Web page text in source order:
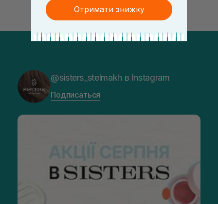
@sisters_stelmakh в Instagram
Подписаться
Отримати знижку